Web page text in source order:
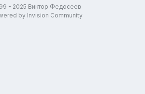
- 2025 Виктор Федосеев
by Invision Community